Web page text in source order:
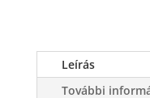
SP
oldalfali
Leírás
További